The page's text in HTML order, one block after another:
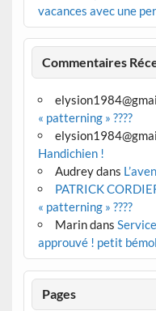
vacances avec une
Commentaires
« patterning » ????
Handichien !
Audreydans
PATRICK
« patterning » ????
Marindans
approuvé ! petit
Pages